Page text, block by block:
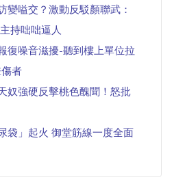
變嗌交？激動反駁顏聯武：
持咄咄逼人
復噪音滋擾-聽到樓上單位拉
者
奴強硬反擊桃色醜聞！怒批
袋」起火 御堂筋線一度全面